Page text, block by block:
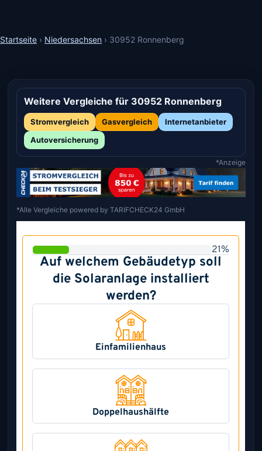
Startseite › Niedersachsen › 30952 Ronnenberg
Weitere Vergleiche für 30952 Ronnenberg
Stromvergleich Gasvergleich
Internetanbieter
Autoversicherung
*Anzeige
*Alle Vergleiche powered by TARIFCHECK24 GmbH